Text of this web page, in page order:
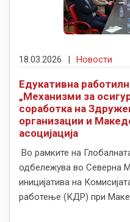
18.03.2026 | Новости
Едукативна
„Механизми за
соработка на
организации и
асоцијација
Во рамките на
одбележува во Северна
иницијатива на
работење (КДР) при